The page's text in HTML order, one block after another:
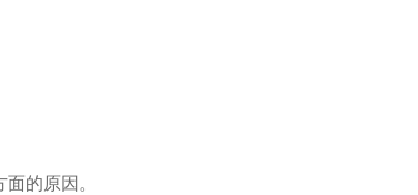
的原因。